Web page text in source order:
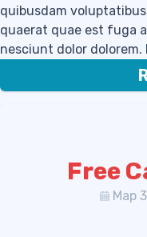
quibusdam
quaerat quae est fuga
nesciunt dolor dolorem.
Free
Мар